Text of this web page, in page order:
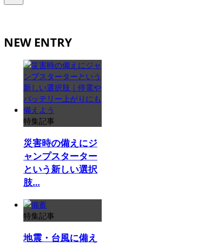
NEW ENTRY
特集記事
災害時の備えにジ
ャンプスターター
という新しい選択
肢...
特集記事
地震・台風に備え